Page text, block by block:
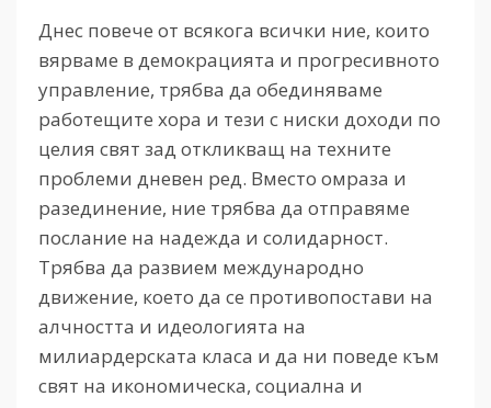
Днес повече от всякога всички ние, които
вярваме в демокрацията и прогресивното
управление, трябва да обединяваме
работещите хора и тези с ниски доходи по
целия свят зад откликващ на техните
проблеми дневен ред. Вместо омраза и
разединение, ние трябва да отправяме
послание на надежда и солидарност.
Трябва да развием международно
движение, което да се противопостави на
алчността и идеологията на
милиардерската класа и да ни поведе към
свят на икономическа, социална и